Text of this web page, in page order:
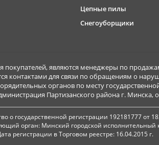
Цепные пилы
Снегоуборщики
являются менеджеры по
контактами для связи по обращениям о
органов по месту
Партизанского района г. Минска,
о государственной регистрации 192181777 от
орган: Минский городской исполнительный
регистрации в Торговом реестре: 16.04.2015 г.